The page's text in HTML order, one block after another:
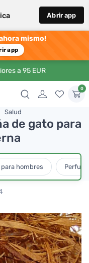
Abrir app
mismo!
app
a 95 EUR
0
Salud
de gato para
hombres